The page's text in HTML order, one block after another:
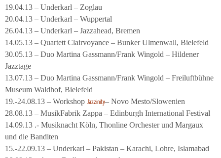
19.04.13 – Underkarl – Zoglau
20.04.13 – Underkarl – Wuppertal
26.04.13 – Underkarl – Jazzahead, Bremen
14.05.13 – Quartett Clairvoyance – Bunker Ulmenwall, Bielefeld
30.05.13 – Duo Martina Gassmann/Frank Wingold – Hildener
Jazztage
13.07.13 – Duo Martina Gassmann/Frank Wingold – Freiluftbühne
Museum Waldhof, Bielefeld
19.-24.08.13 – Workshop Jazzinity– Novo Mesto/Slowenien
28.08.13 – MusikFabrik Zappa – Edinburgh International Festival
14.09.13 .- Musiknacht Köln, Thonline Orchester und Margaux
und die Banditen
15.-22.09.13 – Underkarl – Pakistan – Karachi, Lohre, Islamabad